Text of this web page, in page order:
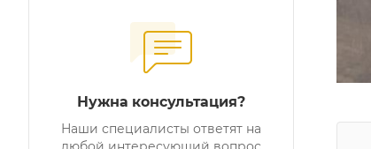
Нужна консультация?
Наши специалисты ответят на